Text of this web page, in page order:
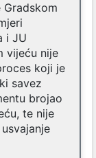
i JU
vijeću nije
koji je
savez
brojao
te nije